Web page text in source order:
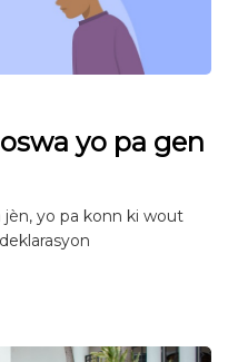
yo pa gen
jèn, yo pa konn ki wout